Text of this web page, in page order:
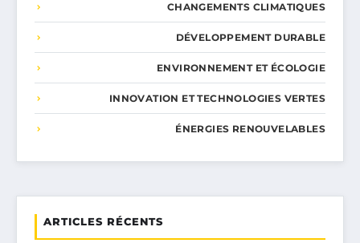
CHANGEMENTS CLIMATIQUES
DÉVELOPPEMENT DURABLE
ENVIRONNEMENT ET ÉCOLOGIE
INNOVATION ET TECHNOLOGIES VERTES
ÉNERGIES RENOUVELABLES
ARTICLES RÉCENTS